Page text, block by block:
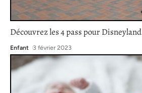
Découvrez les 4 pass pour Disneyland
Enfant 3 février 2023